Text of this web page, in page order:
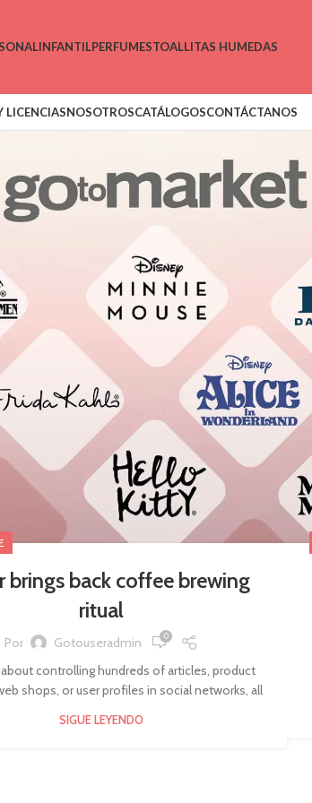
INFANTILPERFUMESTOALLITAS HUMEDAS
LICENCIASNOSOTROSCATÁLOGOSCONTÁCTANOS
brings back coffee brewing
ritual
Por Gotouseradmin 0
about controlling hundreds of articles, product
shops, or user profiles in social networks, all
SIGUE LEYENDO